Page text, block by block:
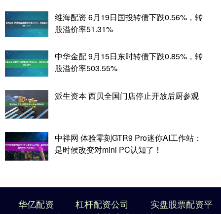
维海配资 6月19日国投转债下跌0.56%，转
股溢价率51.31%
中华金配 9月15日东时转债下跌0.85%，转
股溢价率503.55%
派生资本 西贝全国门店停止开放后厨参观
中祥网 体验零刻GTR9 Pro迷你AI工作站：
是时候改变对mini PC认知了！
华亿配资 杠杆配资公司
实盘股票配资平